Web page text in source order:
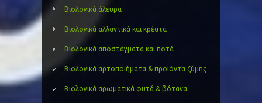
Βιολογικά άλευρα
Βιολογικά αλλαντικά και κρέατα
Βιολογικά αποστάγματα και ποτά
Βιολογικά αρτοποιήματα & προϊόντα ζύμης
Βιολογικά αρωματικά φυτά & βότανα